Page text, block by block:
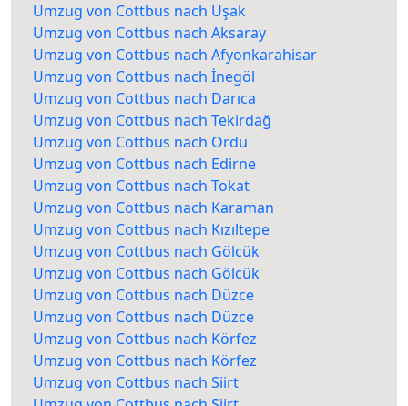
Umzug von Cottbus nach Uşak
Umzug von Cottbus nach Aksaray
Umzug von Cottbus nach Afyonkarahisar
Umzug von Cottbus nach İnegöl
Umzug von Cottbus nach Darıca
Umzug von Cottbus nach Tekirdağ
Umzug von Cottbus nach Ordu
Umzug von Cottbus nach Edirne
Umzug von Cottbus nach Tokat
Umzug von Cottbus nach Karaman
Umzug von Cottbus nach Kızıltepe
Umzug von Cottbus nach Gölcük
Umzug von Cottbus nach Gölcük
Umzug von Cottbus nach Düzce
Umzug von Cottbus nach Düzce
Umzug von Cottbus nach Körfez
Umzug von Cottbus nach Körfez
Umzug von Cottbus nach Siirt